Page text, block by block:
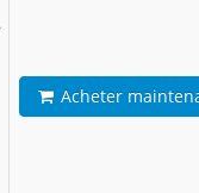
Acheter